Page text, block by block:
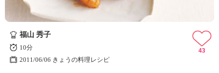
ョ
ん
福山 秀子
10分
2011/06/06 きょうの料理レシピ
43